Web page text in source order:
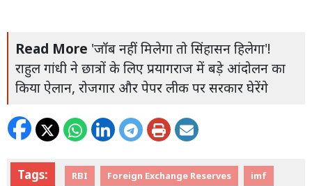
Read More 'जॉब नहीं मिलेगा तो सिंहासन हिलेगा'!
राहुल गांधी ने छात्रों के लिए प्रयागराज में बड़े आंदोलन का
किया ऐलान, रोजगार और पेपर लीक पर सरकार घेरेंगे
Tags: RBI Foreign Exchange Reserves
imf